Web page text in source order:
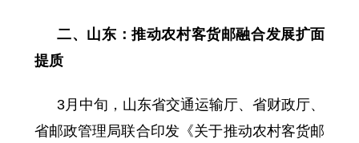
二、山东：推动农村客货邮融合发展扩面
提质
3月中旬，山东省交通运输厅、省财政厅、
省邮政管理局联合印发《关于推动农村客货邮